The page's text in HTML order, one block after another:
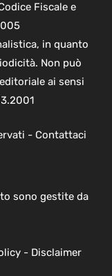
Fiscale e
in quanto
Non può
ai sensi
- Contattaci
sono gestite da
- Disclaimer